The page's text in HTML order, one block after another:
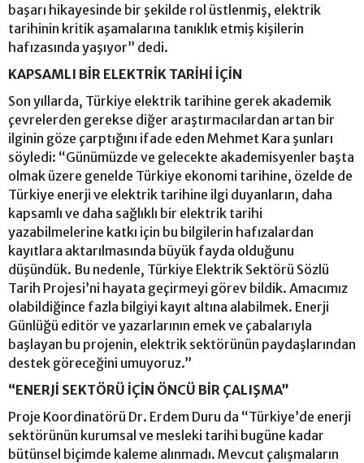
başarı hikayesinde bir şekilde rol üstlenmiş, elektrik
tarihinin kritik aşamalarına tanıklık etmiş kişilerin
hafızasında yaşıyor” dedi.
KAPSAMLI BİR ELEKTRİK TARİHİ İÇİN
Son yıllarda, Türkiye elektrik tarihine gerek akademik
çevrelerden gerekse diğer araştırmacılardan artan bir
ilginin göze çarptığını ifade eden Mehmet Kara şunları
söyledi: “Günümüzde ve gelecekte akademisyenler başta
olmak üzere genelde Türkiye ekonomi tarihine, özelde de
Türkiye enerji ve elektrik tarihine ilgi duyanların, daha
kapsamlı ve daha sağlıklı bir elektrik tarihi
yazabilmelerine katkı için bu bilgilerin hafızalardan
kayıtlara aktarılmasında büyük fayda olduğunu
düşündük. Bu nedenle, Türkiye Elektrik Sektörü Sözlü
Tarih Projesi’ni hayata geçirmeyi görev bildik. Amacımız
olabildiğince fazla bilgiyi kayıt altına alabilmek. Enerji
Günlüğü editör ve yazarlarının emek ve çabalarıyla
başlayan bu projenin, elektrik sektörünün paydaşlarından
destek göreceğini umuyoruz.”
“ENERJİ SEKTÖRÜ İÇİN ÖNCÜ BİR ÇALIŞMA”
Proje Koordinatörü Dr. Erdem Duru da “Türkiye’de enerji
sektörünün kurumsal ve mesleki tarihi bugüne kadar
bütünsel biçimde kaleme alınmadı. Mevcut çalışmaların